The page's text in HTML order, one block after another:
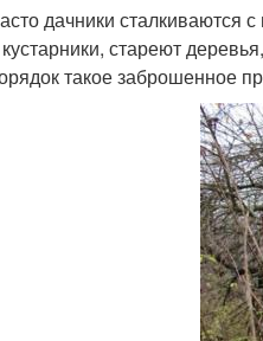
дачники сталкиваются
стареют
такое заброшенное